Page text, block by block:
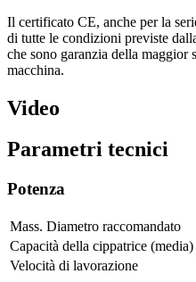
Il certificato CE, anche per la
di tutte le condizioni previste
che sono garanzia della maggior
macchina.
Video
Parametri tecnici
Potenza
Mass. Diametro raccomandato
Capacità della cippatrice (media)
Velocità di lavorazione